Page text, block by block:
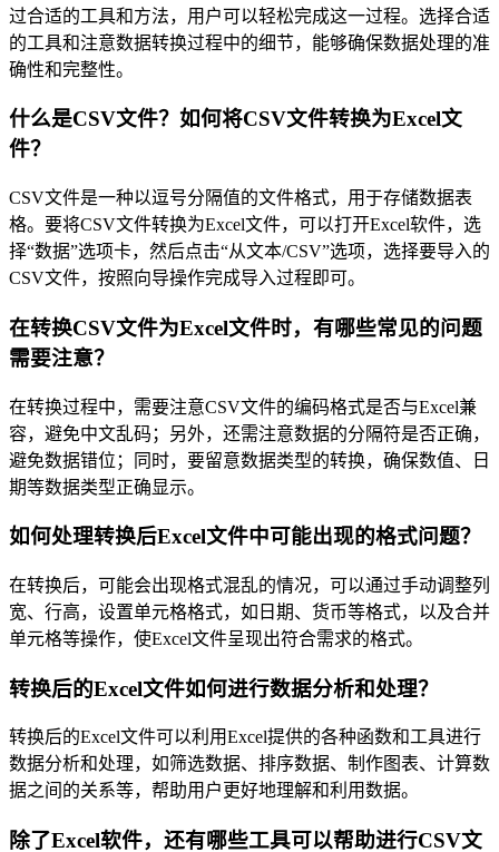
过合适的工具和方法，用户可以轻松完成这一过程。选择合适
的工具和注意数据转换过程中的细节，能够确保数据处理的准
确性和完整性。
什么是CSV文件？如何将CSV文件转换为Excel文
件？
CSV文件是一种以逗号分隔值的文件格式，用于存储数据表
格。要将CSV文件转换为Excel文件，可以打开Excel软件，选
择“数据”选项卡，然后点击“从文本/CSV”选项，选择要导入的
CSV文件，按照向导操作完成导入过程即可。
在转换CSV文件为Excel文件时，有哪些常见的问题
需要注意？
在转换过程中，需要注意CSV文件的编码格式是否与Excel兼
容，避免中文乱码；另外，还需注意数据的分隔符是否正确，
避免数据错位；同时，要留意数据类型的转换，确保数值、日
期等数据类型正确显示。
如何处理转换后Excel文件中可能出现的格式问题？
在转换后，可能会出现格式混乱的情况，可以通过手动调整列
宽、行高，设置单元格格式，如日期、货币等格式，以及合并
单元格等操作，使Excel文件呈现出符合需求的格式。
转换后的Excel文件如何进行数据分析和处理？
转换后的Excel文件可以利用Excel提供的各种函数和工具进行
数据分析和处理，如筛选数据、排序数据、制作图表、计算数
据之间的关系等，帮助用户更好地理解和利用数据。
除了Excel软件，还有哪些工具可以帮助进行CSV文